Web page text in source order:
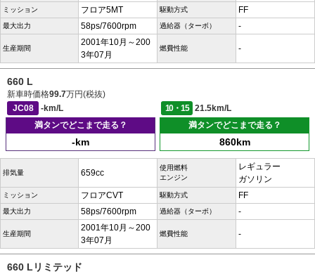
ミッション フロア5MT 駆動方式 FF
最大出力 58ps/7600rpm 過給器（ターボ） -
生産期間
2001年10月～200
3年07月
燃費性能 -
660 L
新車時価格99.7万円(税抜)
JC08
-km/L 10・15
21.5km/L
満タンでどこまで走る？
-km
満タンでどこまで走る？
860km
排気量 659cc
使用燃料
エンジン
レギュラー
ガソリン
ミッション フロアCVT 駆動方式 FF
最大出力 58ps/7600rpm 過給器（ターボ） -
生産期間
2001年10月～200
3年07月
燃費性能 -
660 Lリミテッド